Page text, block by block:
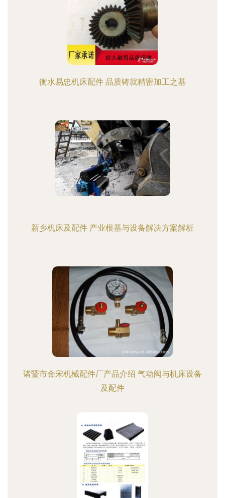
衡水易忠机床配件 品质铸就精密加工之基
新乡机床及配件 产业根基与设备解决方案解析
诸暨市金宋机械配件厂产品介绍 气动阀与机床设备
及配件